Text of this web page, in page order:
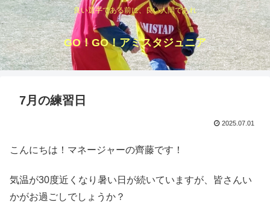
良い選手である前に、良い人間であれ
GO！GO！アミスタジュニア
7月の練習日
2025.07.01
こんにちは！マネージャーの齊藤です！
気温が30度近くなり暑い日が続いていますが、皆さんい
かがお過ごしでしょうか？